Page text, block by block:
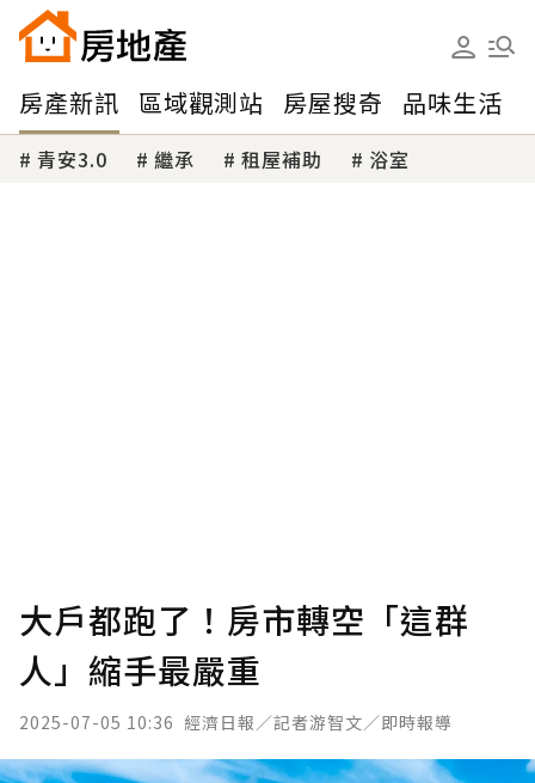
房產新訊 區域觀測站 房屋搜奇 品味生活
青安3.0 繼承 租屋補助 浴室
大戶都跑了！房市轉空「這群
人」縮手最嚴重
2025-07-05 10:36 經濟日報／記者游智文／即時報導